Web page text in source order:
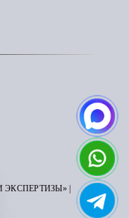
ЭКСПЕРТИЗЫ» |